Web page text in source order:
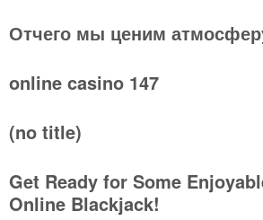
Отчего мы ценим
online casino 147
(no title)
Get Ready for Some
Online Blackjack!